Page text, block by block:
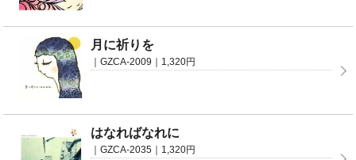
月に祈りを
｜GZCA-2009｜1,320円
はなればなれに
｜GZCA-2035｜1,320円